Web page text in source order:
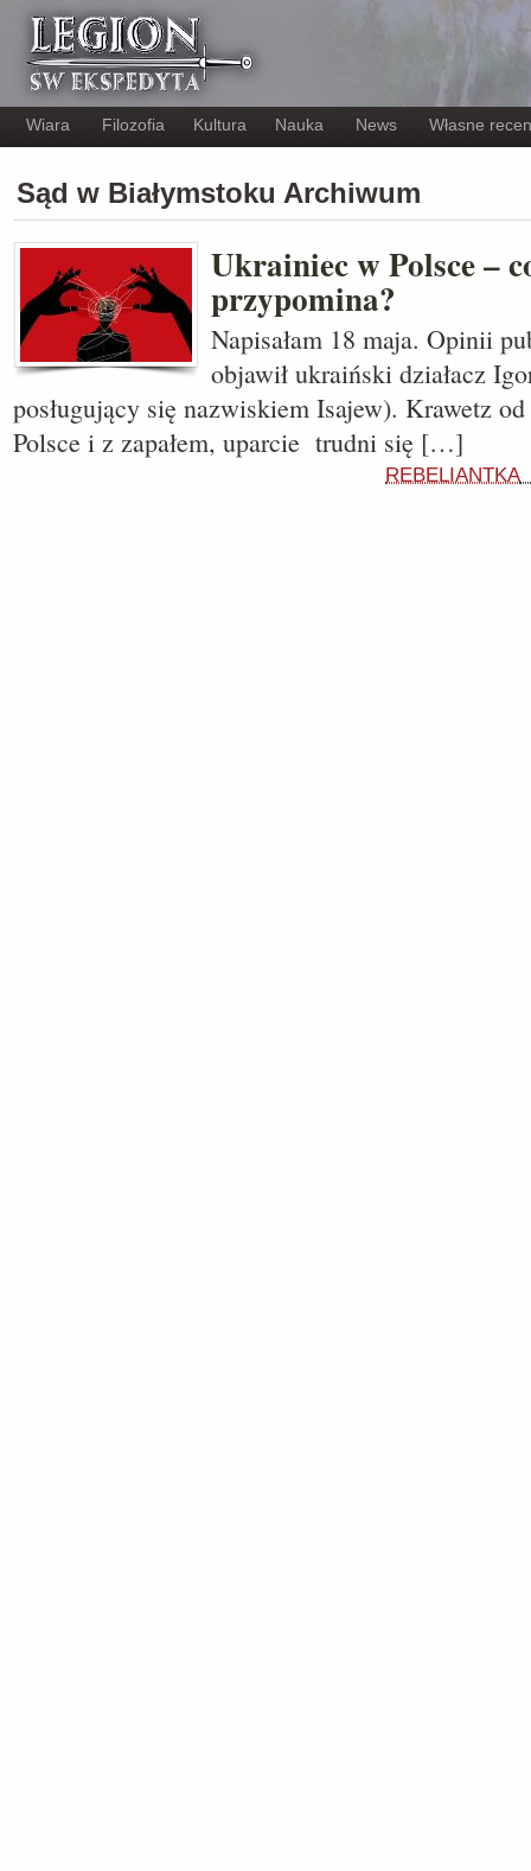
Wiara Filozofia Kultura Nauka News Własne
Sąd w Białymstoku Archiwum
Ukrainiec w Polsce –
przypomina?
Napisałam 18 maja. Opinii
objawił ukraiński działacz
posługujący się nazwiskiem Isajew). Krawetz
Polsce i z zapałem, uparcie trudni się […]
REBELIANTKA